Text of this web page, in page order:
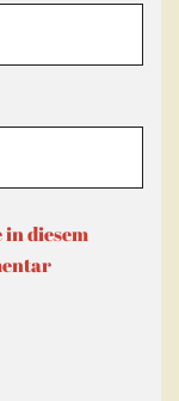
in diesem